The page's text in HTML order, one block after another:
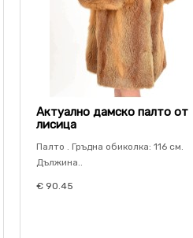
Актуално дамско палто от
лисица
Палто . Гръдна обиколка: 116 см.
Дължина..
€ 90.45